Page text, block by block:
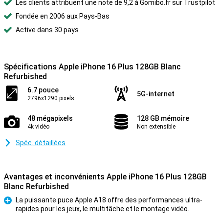
Les clients attribuent une note de 9,2 à Gomibo.fr sur Trustpilot
Fondée en 2006 aux Pays-Bas
Active dans 30 pays
Spécifications Apple iPhone 16 Plus 128GB Blanc
Refurbished
6.7 pouce
2796x1290 pixels
5G-internet
48 mégapixels
4k vidéo
128 GB mémoire
Non extensible
Spéc. détaillées
Avantages et inconvénients Apple iPhone 16 Plus 128GB
Blanc Refurbished
Pour
La puissante puce Apple A18 offre des performances ultra-
rapides pour les jeux, le multitâche et le montage vidéo.